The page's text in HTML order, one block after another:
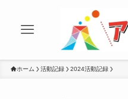
ホーム 活動記録 2024活動記録